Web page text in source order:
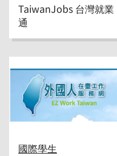
TaiwanJobs 台灣就業
通
國際學生